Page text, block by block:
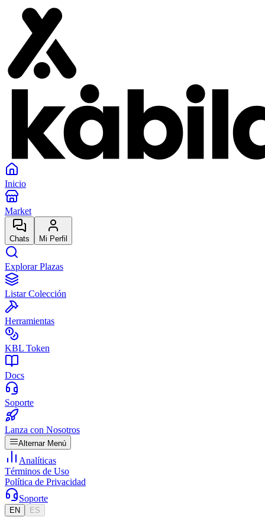
Inicio
Market
Chats Mi Perfil
Explorar Plazas
Listar Colección
Herramientas
KBL Token
Docs
Soporte
Lanza con Nosotros
Alternar Menú
Analíticas
Términos de Uso
Política de Privacidad
Soporte
EN ES